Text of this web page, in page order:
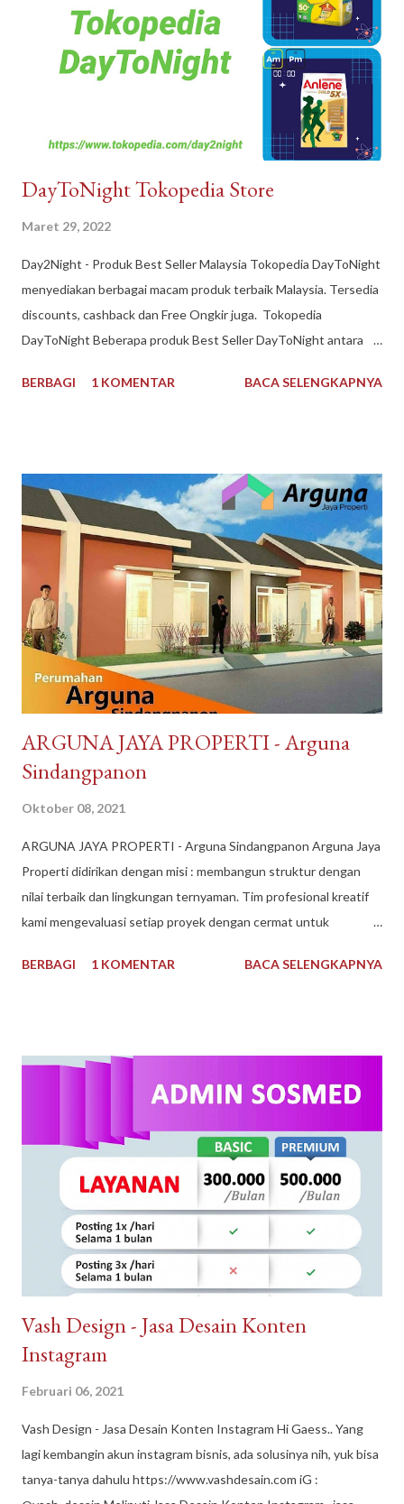
DayToNight Tokopedia Store
Maret 29, 2022
Day2Night - Produk Best Seller Malaysia Tokopedia DayToNight
menyediakan berbagai macam produk terbaik Malaysia. Tersedia
discounts, cashback dan Free Ongkir juga. Tokopedia
DayToNight Beberapa produk Best Seller DayToNight antara
Malaysia 1 kg, Maggi Kari Malaysia , Anlene Gold Malaysia.
pengiriman juga cepat, pengemasan aman, tersedia banyak
pilihan kurir pengiriman dan ada subsidi free ongkir. Melayani
pengiriman seluruh Indonesia. Pembayaran mudah bisa dengan
Gopay, Ovo, juga opsi transfer bank maupun melalui
convenience store seperti Indomaret dan Alfamart. Reputasi
toko juga terpercaya, banyak testimoni review bintang 5.
Pelayanan bagus, produk bagus. Recommended banget
DayToNight Tokopedia, Tarakan - Indonesia #daytonight #da...
BERBAGI 1 KOMENTAR BACA SELENGKAPNYA
​ARGUNA JAYA PROPERTI - Arguna
Sindangpanon
Oktober 08, 2021
​ARGUNA JAYA PROPERTI - Arguna Sindangpanon Arguna Jaya
Properti didirikan dengan misi : membangun struktur dengan
nilai terbaik dan lingkungan ternyaman. Tim profesional kreatif
kami mengevaluasi setiap proyek dengan cermat untuk
tahun kami telah dikenal sebagai Pengembang Real Estate
keinginan untuk mewujudkan Impian anda. Menggunakan bahan
berkualitas dan tenaga ahli dan konstan terbaik. Arguna Jaya
Sindangpanon, rumah murah Bandung , rumah modern terbaik.
Arguna Jaya Properti Jl. Citeureup, Sindangpanon, Kec.
Banjaran, Bandung, Jawa Barat 40377
BERBAGI 1 KOMENTAR BACA SELENGKAPNYA
Vash Design - Jasa Desain Konten
Instagram
Februari 06, 2021
Vash Design - Jasa Desain Konten Instagram Hi Gaess.. Yang
lagi kembangin akun instagram bisnis, ada solusinya nih, yuk bisa
tanya-tanya dahulu https://www.vashdesain.com iG :